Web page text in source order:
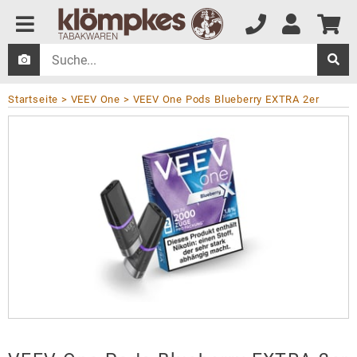
Startseite VEEV One VEEV One Pods Blueberry EXTRA 2er